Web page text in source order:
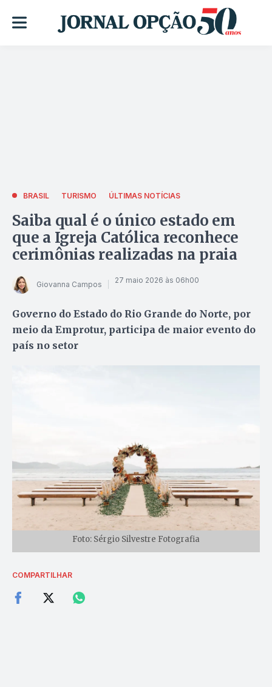
BRASIL TURISMO ÚLTIMAS NOTÍCIAS
Saiba qual é o único estado em
que a Igreja Católica reconhece
cerimônias realizadas na praia
Giovanna Campos 27 maio 2026 às 06h00
Governo do Estado do Rio Grande do Norte, por
meio da Emprotur, participa de maior evento do
país no setor
Foto: Sérgio Silvestre Fotografia
COMPARTILHAR